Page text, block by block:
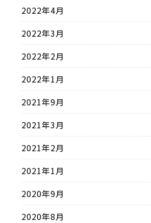
2022年4月
2022年3月
2022年2月
2022年1月
2021年9月
2021年3月
2021年2月
2021年1月
2020年9月
2020年8月